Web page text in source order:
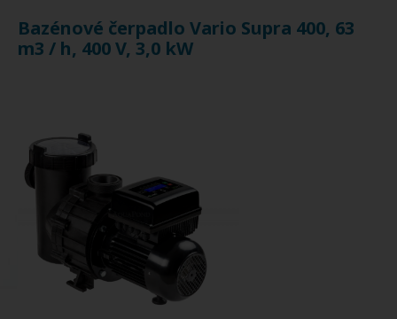
Bazénové čerpadlo Vario Supra 400, 63
m3 / h, 400 V, 3,0 kW